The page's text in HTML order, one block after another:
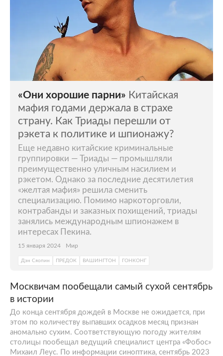
«Они хорошие парни» Китайская
мафия годами держала в страхе
страну. Как Триады перешли от
рэкета к политике и шпионажу?
Еще недавно китайские криминальные
группировки — Триады — промышляли
преимущественно уличным насилием и
рэкетом. Однако за последние десятилетия
«желтая мафия» решила сменить
специализацию. Помимо наркоторговли,
контрабанды и заказных похищений, триады
занялись международным шпионажем в
интересах Пекина.
15 января 2024 Мир
Дэн Сяопин ПРЕДОК ВАШИНГТОН ГОНКОНГ
Москвичам пообещали самый сухой сентябрь
в истории
До конца сентября дождей в Москве не ожидается, при
этом по количеству выпавших осадков месяц признан
аномально сухим. Соответствующую погоду жителям
столицы пообещал ведущий специалист центра «Фобос»
Михаил Леус. По информации синоптика, сентябрь 2023